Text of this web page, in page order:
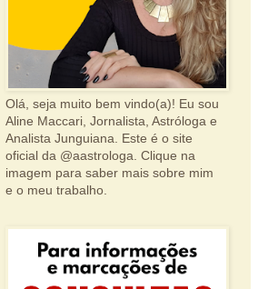
Olá, seja muito bem vindo(a)! Eu sou
Aline Maccari, Jornalista, Astróloga e
Analista Junguiana. Este é o site
oficial da @aastrologa. Clique na
imagem para saber mais sobre mim
e o meu trabalho.